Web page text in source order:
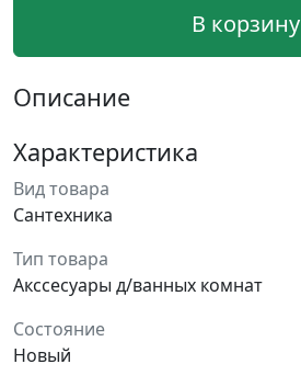
В корзину
Описание
Характеристика
Вид товара
Сантехника
Тип товара
Акссесуары д/ванных комнат
Состояние
Новый